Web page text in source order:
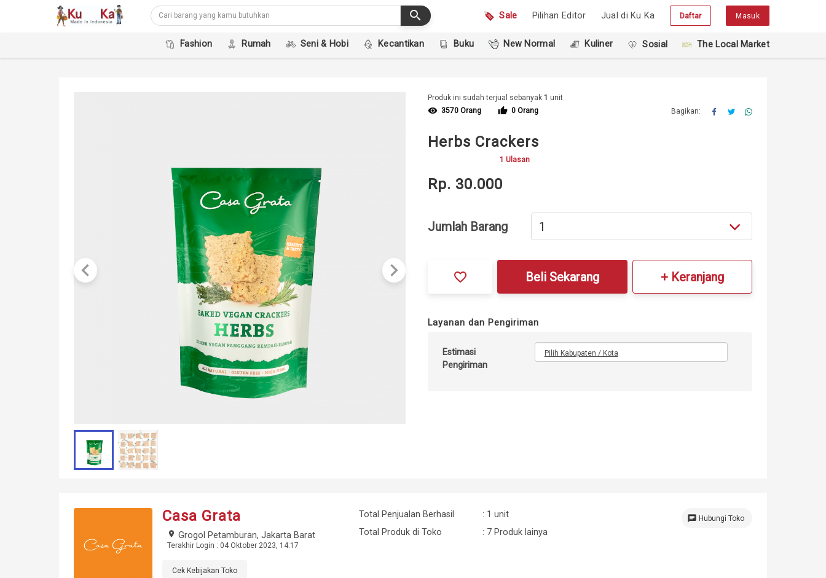
search Sale Pilihan Editor Jual di Ku Ka Daftar Masuk
Fashion Rumah Seni & Hobi Kecantikan Buku New Normal Kuliner Sosial The Local Market
keyboard_arrow_left keyboard_arrow_right
Produk ini sudah terjual sebanyak 1 unit
visibility 3570 Orang thumb_up 0 Orang Bagikan:
Herbs Crackers
1 Ulasan
Rp. 30.000
Jumlah Barang
favorite_border Beli Sekarang + Keranjang
Layanan dan Pengiriman
Estimasi
Pengiriman
Pilih Kabupaten / Kota
Casa Grata
place Grogol Petamburan, Jakarta Barat
Terakhir Login : 04 Oktober 2023, 14:17
Cek Kebijakan Toko
Total Penjualan Berhasil
: 1 unit
Total Produk di Toko
: 7 Produk lainya
chat Hubungi Toko